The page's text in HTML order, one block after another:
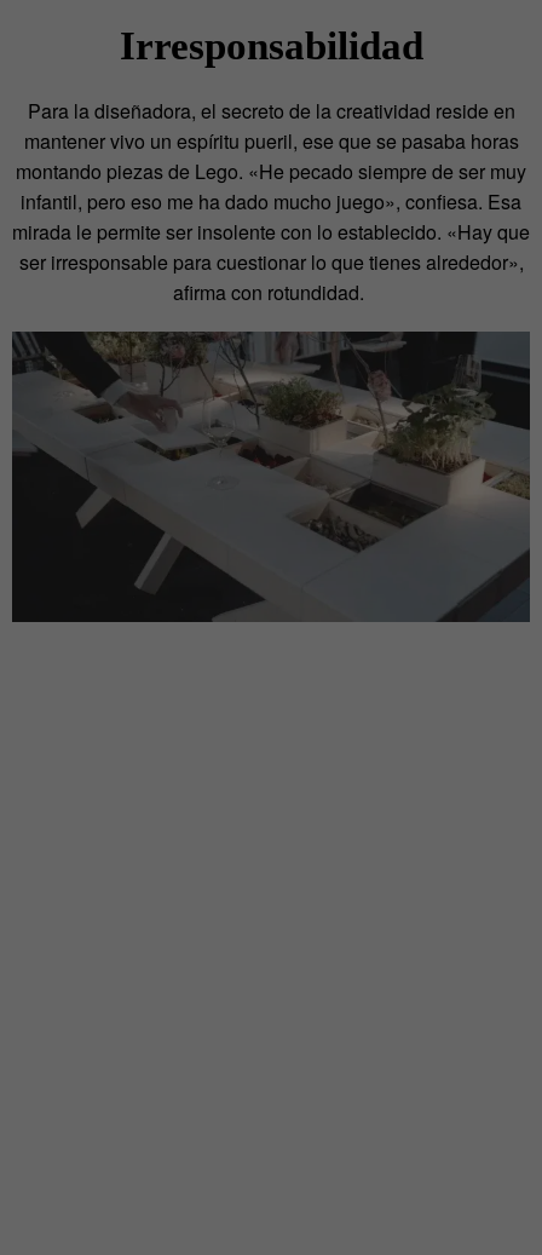
Irresponsabilidad
Para la diseñadora, el secreto de la creatividad reside en
mantener vivo un espíritu pueril, ese que se pasaba horas
montando piezas de Lego. «He pecado siempre de ser muy
infantil, pero eso me ha dado mucho juego», confiesa. Esa
mirada le permite ser insolente con lo establecido. «Hay que
ser irresponsable para cuestionar lo que tienes alrededor»,
afirma con rotundidad.